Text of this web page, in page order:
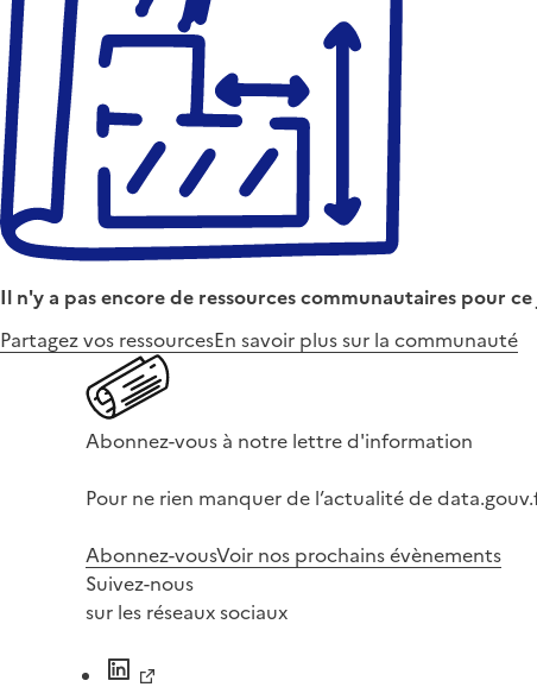
Il n'y a pas encore de ressources communautaires pour
Partagez vos ressourcesEn savoir plus sur la communauté
Abonnez-vous à notre lettre d'information
Pour ne rien manquer de l’actualité de
Abonnez-vousVoir nos prochains évènements
Suivez-nous
sur les réseaux sociaux